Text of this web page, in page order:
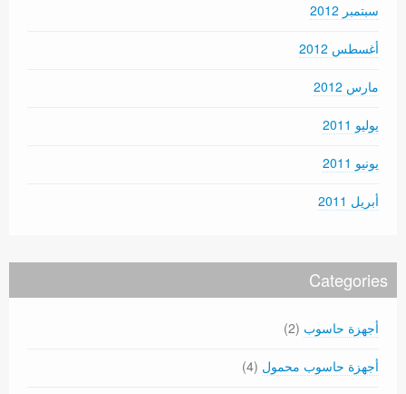
سبتمبر 2012
أغسطس 2012
مارس 2012
يوليو 2011
يونيو 2011
أبريل 2011
Categories
أجهزة حاسوب (2)
أجهزة حاسوب محمول (4)